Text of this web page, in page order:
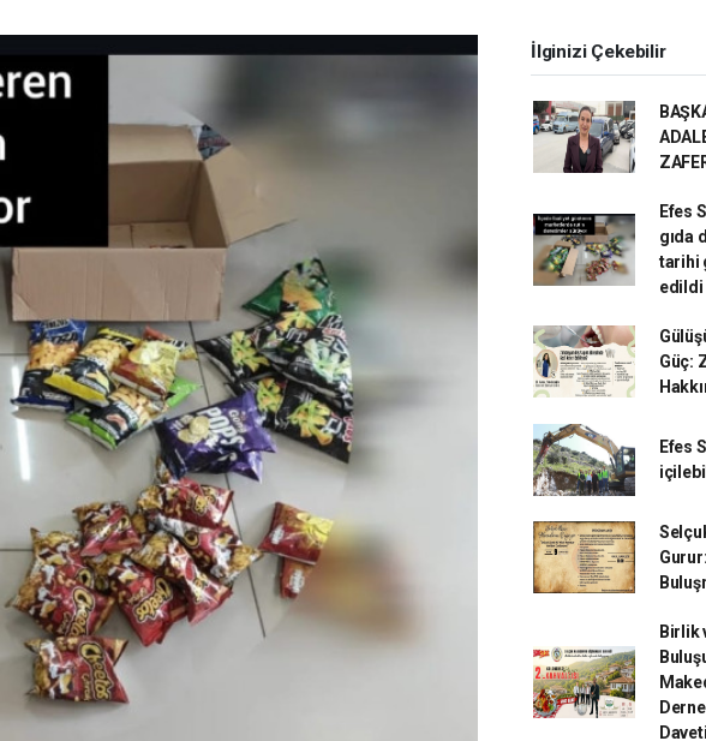
İlginizi Çekebilir
Efes
gıda
tarihi
edildi
Güç:
Efes
Birlik
Daveti